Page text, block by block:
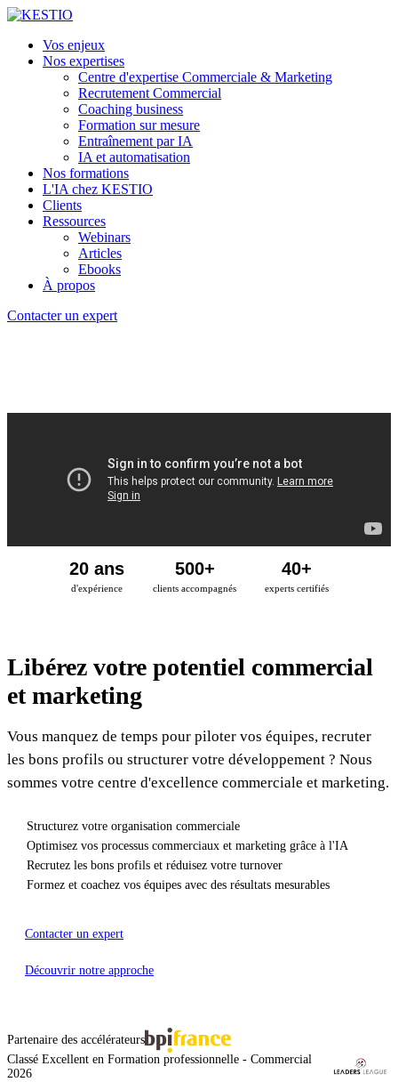
Vos enjeux
Nos expertises
Centre d'expertise Commerciale & Marketing
Recrutement Commercial
Coaching business
Formation sur mesure
Entraînement par IA
IA et automatisation
Nos formations
L'IA chez KESTIO
Clients
Ressources
Webinars
Articles
Ebooks
À propos
Contacter un expert
Libérez votre potentiel commercial
et marketing
Vous manquez de temps pour piloter vos équipes, recruter
les bons profils ou structurer votre développement ? Nous
sommes votre centre d'excellence commerciale et marketing.
Structurez votre organisation commerciale
Optimisez vos processus commerciaux et marketing grâce à l'IA
Recrutez les bons profils et réduisez votre turnover
Formez et coachez vos équipes avec des résultats mesurables
Contacter un expert
Découvrir notre approche
Partenaire des accélérateurs
Classé Excellent en Formation professionnelle - Commercial
2026
20 ans
d'expérience
500+
clients accompagnés
40+
experts certifiés